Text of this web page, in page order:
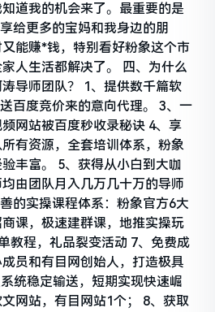
道我的机会来了。最重要的是
给更多的宝妈和我身边的朋
能赚*钱，特别看好粉象这个市
人生活都解决了。 四、为什么
导师团队？ 1、提供数千篇软
百度竞价来的意向代理。 3、一
网站被百度秒收录秘诀 4、享
有资源，全套培训体系，粉象
丰富。 5、获得从小白到大咖
由团队月入几万几十万的导师
的实操课程体系：粉象官方6大
课，极速建群课，地推实操玩
教程，礼品裂变活动 7、免费成
员和有目网创始人，打造极具
统稳定输送，短期实现快速崛
网站，有目网站1个； 8、获取